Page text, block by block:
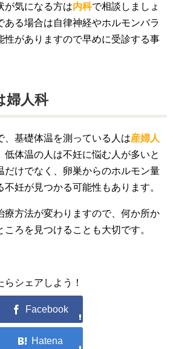
が気になる方は内科で相談しましょ
ある場合は自律神経やホルモンバラ
性がありますので早めに受診する事
婦人科
、基礎体温を測っている人は産婦人
低体温の人は不妊に悩む人が多いと
だけでなく、卵巣からのホルモン量
妊が見つかる可能性もあります。
療方法が変わりますので、何か所か
ろを見つけることも大切です。
シェアしよう！